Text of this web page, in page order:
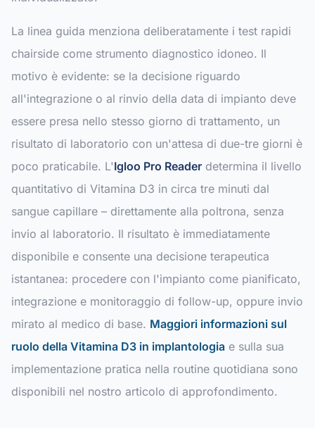
La linea guida menziona deliberatamente i test rapidi
chairside come strumento diagnostico idoneo. Il
motivo è evidente: se la decisione riguardo
all'integrazione o al rinvio della data di impianto deve
essere presa nello stesso giorno di trattamento, un
risultato di laboratorio con un'attesa di due-tre giorni è
poco praticabile. L'Igloo Pro Reader determina il livello
quantitativo di Vitamina D3 in circa tre minuti dal
sangue capillare – direttamente alla poltrona, senza
invio al laboratorio. Il risultato è immediatamente
disponibile e consente una decisione terapeutica
istantanea: procedere con l'impianto come pianificato,
integrazione e monitoraggio di follow-up, oppure invio
mirato al medico di base. Maggiori informazioni sul
ruolo della Vitamina D3 in implantologia e sulla sua
implementazione pratica nella routine quotidiana sono
disponibili nel nostro articolo di approfondimento.